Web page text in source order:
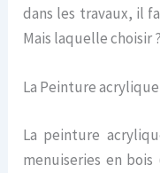
dans les travaux, il
Mais laquelle choisir ?
La Peinture acrylique
La peinture
menuiseries en